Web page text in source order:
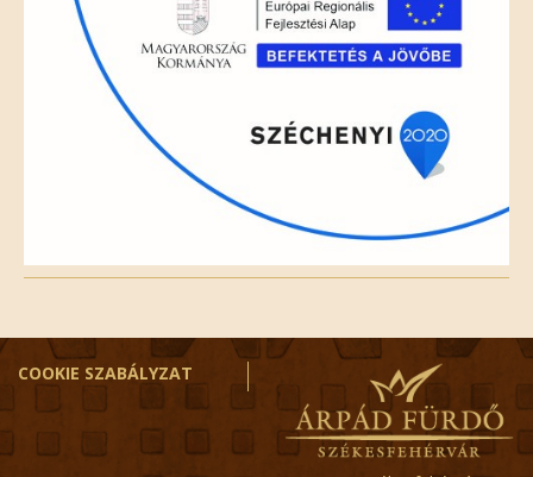
COOKIE SZABÁLYZAT